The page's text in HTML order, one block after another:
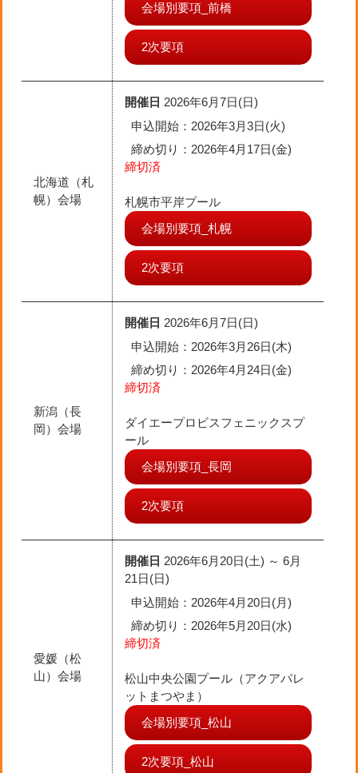
会場別要項_前橋
2次要項
北海道（札
幌）会場
開催日 2026年6月7日(日)
申込開始：2026年3月3日(火)
締め切り ：2026年4月17日(金)
締切済
札幌市平岸プール
会場別要項_札幌
2次要項
新潟（長
岡）会場
開催日 2026年6月7日(日)
申込開始：2026年3月26日(木)
締め切り ：2026年4月24日(金)
締切済
ダイエープロビスフェニックスプ
ール
会場別要項_長岡
2次要項
愛媛（松
山）会場
開催日 2026年6月20日(土) ～ 6月
21日(日)
申込開始：2026年4月20日(月)
締め切り ：2026年5月20日(水)
締切済
松山中央公園プール（アクアパレ
ットまつやま）
会場別要項_松山
2次要項_松山